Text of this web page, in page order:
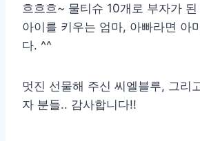
흐흐흐~ 물티슈 10개로 부자가
아이를 키우는 엄마, 아빠라면 아
다. ^^
멋진 선물해 주신 씨엘블루, 그리
자 분들.. 감사합니다!!